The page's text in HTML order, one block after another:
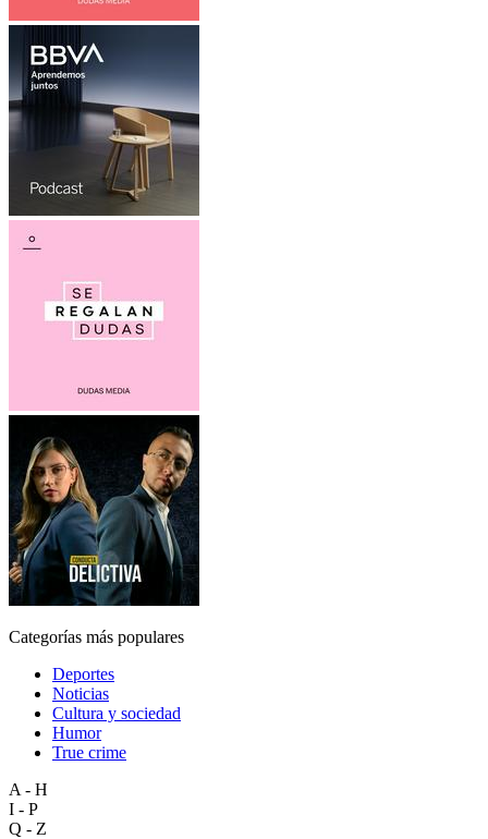
Categorías más populares
Deportes
Noticias
Cultura y sociedad
Humor
True crime
A - H
I - P
Q - Z